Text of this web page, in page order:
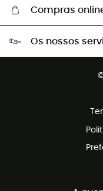
Compras
Devoluções gratuitas em
Os nossos